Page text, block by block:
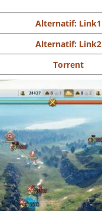
Alternatif: Link1
Alternatif: Link2
Torrent